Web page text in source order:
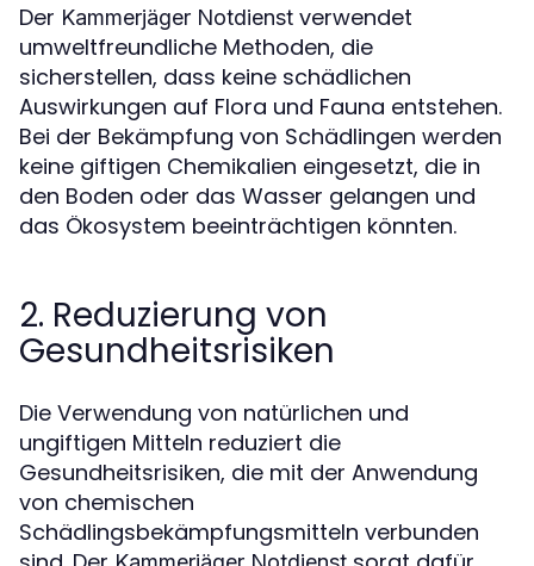
Der Kammerjäger Notdienst verwendet
umweltfreundliche Methoden, die
sicherstellen, dass keine schädlichen
Auswirkungen auf Flora und Fauna entstehen.
Bei der Bekämpfung von Schädlingen werden
keine giftigen Chemikalien eingesetzt, die in
den Boden oder das Wasser gelangen und
das Ökosystem beeinträchtigen könnten.
2. Reduzierung von
Gesundheitsrisiken
Die Verwendung von natürlichen und
ungiftigen Mitteln reduziert die
Gesundheitsrisiken, die mit der Anwendung
von chemischen
Schädlingsbekämpfungsmitteln verbunden